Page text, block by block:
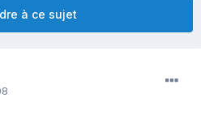
à ce sujet